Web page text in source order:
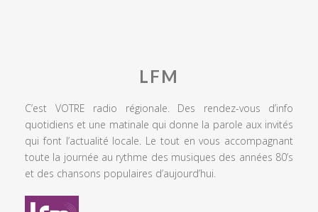
LFM
C’est VOTRE radio régionale. Des rendez-vous d’info
quotidiens et une matinale qui donne la parole aux invités
qui font l’actualité locale. Le tout en vous accompagnant
toute la journée au rythme des musiques des années 80’s
et des chansons populaires d’aujourd’hui.